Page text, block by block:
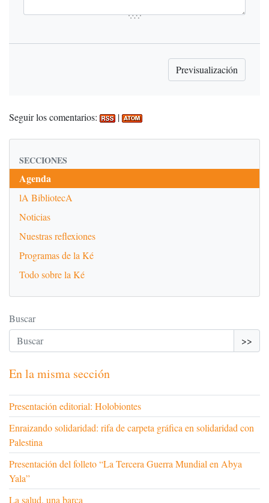
Seguir los comentarios: |
SECCIONES
Agenda
lA BibliotecA
Noticias
Nuestras reflexiones
Programas de la Ké
Todo sobre la Ké
Buscar
>>
En la misma sección
Presentación editorial: Holobiontes
Enraizando solidaridad: rifa de carpeta gráfica en solidaridad con
Palestina
Presentación del folleto “La Tercera Guerra Mundial en Abya
Yala”
La salud, una barca